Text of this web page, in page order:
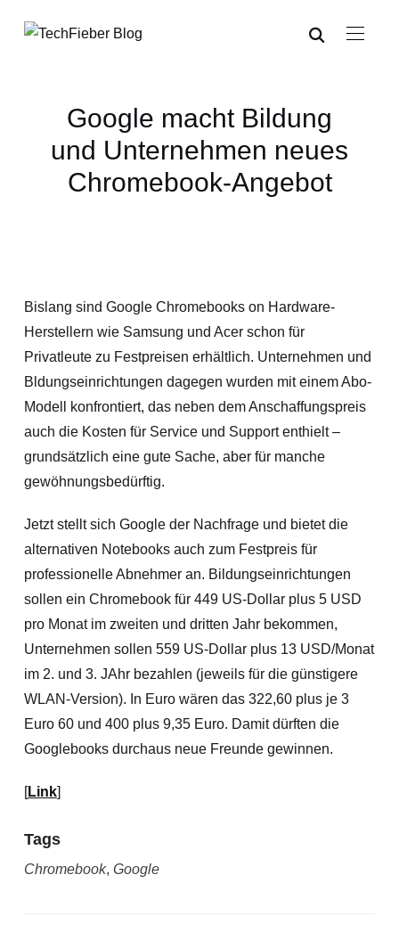
Google macht Bildung
und Unternehmen neues
Chromebook-Angebot
Bislang sind Google Chromebooks on Hardware-
Herstellern wie Samsung und Acer schon für
Privatleute zu Festpreisen erhältlich. Unternehmen und
Bldungseinrichtungen dagegen wurden mit einem Abo-
Modell konfrontiert, das neben dem Anschaffungspreis
auch die Kosten für Service und Support enthielt –
grundsätzlich eine gute Sache, aber für manche
gewöhnungsbedürftig.
Jetzt stellt sich Google der Nachfrage und bietet die
alternativen Notebooks auch zum Festpreis für
professionelle Abnehmer an. Bildungseinrichtungen
sollen ein Chromebook für 449 US-Dollar plus 5 USD
pro Monat im zweiten und dritten Jahr bekommen,
Unternehmen sollen 559 US-Dollar plus 13 USD/Monat
im 2. und 3. JAhr bezahlen (jeweils für die günstigere
WLAN-Version). In Euro wären das 322,60 plus je 3
Euro 60 und 400 plus 9,35 Euro. Damit dürften die
Googlebooks durchaus neue Freunde gewinnen.
[Link]
Tags
Chromebook, Google